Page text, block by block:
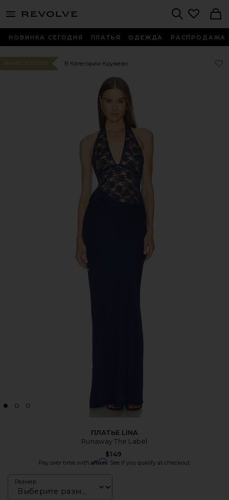
menu - shows more content
НОВИНКА СЕГОДНЯ ПЛАТЬЯ ОДЕЖДА РАСПРОДАЖА
#114 БЕСТСЕЛЛЕР В Категории Кружево
ПЛАТЬЕ LINA
Runaway The Label
$149
Pay over time with Affirm . See if you qualify at checkout.
Размер